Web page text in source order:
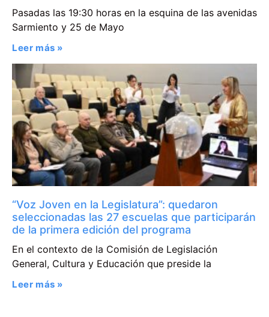
Pasadas las 19:30 horas en la esquina de las avenidas
Sarmiento y 25 de Mayo
Leer más »
“Voz Joven en la Legislatura”: quedaron
seleccionadas las 27 escuelas que participarán
de la primera edición del programa
En el contexto de la Comisión de Legislación
General, Cultura y Educación que preside la
Leer más »